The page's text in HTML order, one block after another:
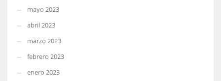
mayo 2023
abril 2023
marzo 2023
febrero 2023
enero 2023